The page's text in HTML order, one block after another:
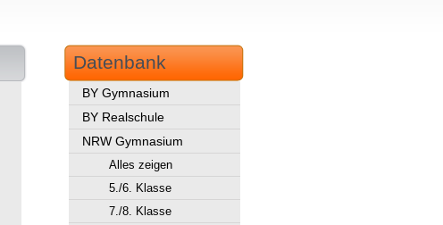
Datenbank
BY Gymnasium
BY Realschule
NRW Gymnasium
Alles zeigen
5./6. Klasse
7./8. Klasse